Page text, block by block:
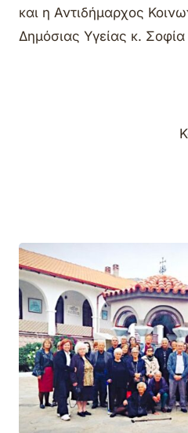
και η Αντιδήμαρχος
Δημόσιας Υγείας κ. Σοφία
Σοφία